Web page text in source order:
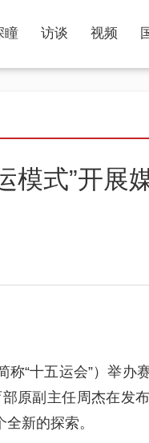
瞳 访谈 视频
模式”开展
“十五运会”）举办
原副主任周杰在发
新的探索。